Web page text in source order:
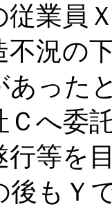
従業員
不況の
あった
Ｃへ委
行等を
後もＹ